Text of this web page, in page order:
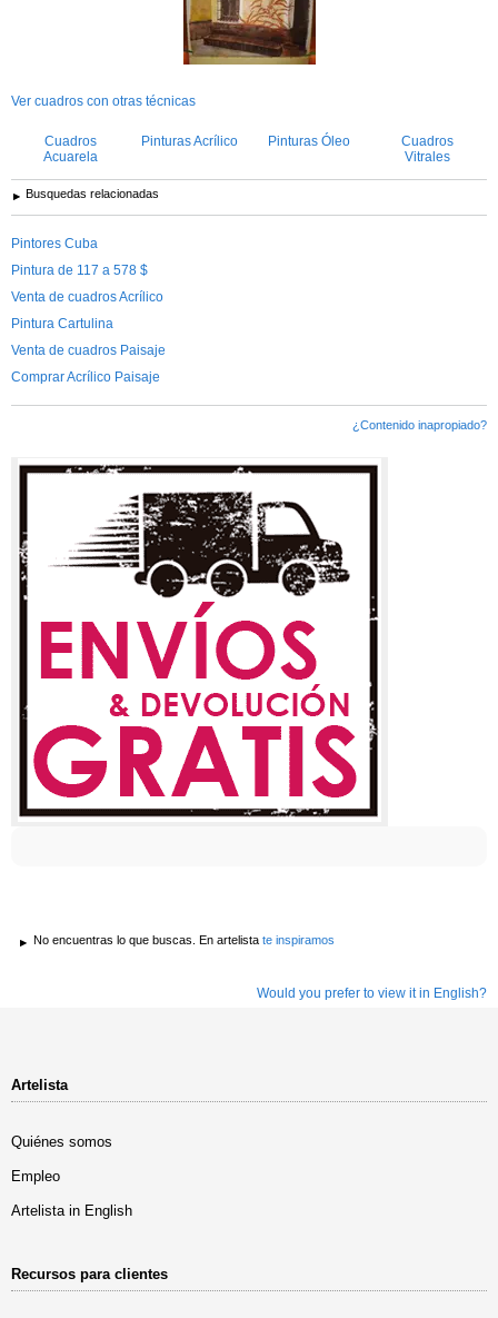
Ver cuadros con otras técnicas
Cuadros
Acuarela
Pinturas Acrílico Pinturas Óleo
Cuadros
Vitrales
Busquedas relacionadas
Pintores Cuba
Pintura de 117 a 578 $
Venta de cuadros Acrílico
Pintura Cartulina
Venta de cuadros Paisaje
Comprar Acrílico Paisaje
¿Contenido inapropiado?
No encuentras lo que buscas. En artelista te inspiramos
Would you prefer to view it in English?
Artelista
Quiénes somos
Empleo
Artelista in English
Recursos para clientes